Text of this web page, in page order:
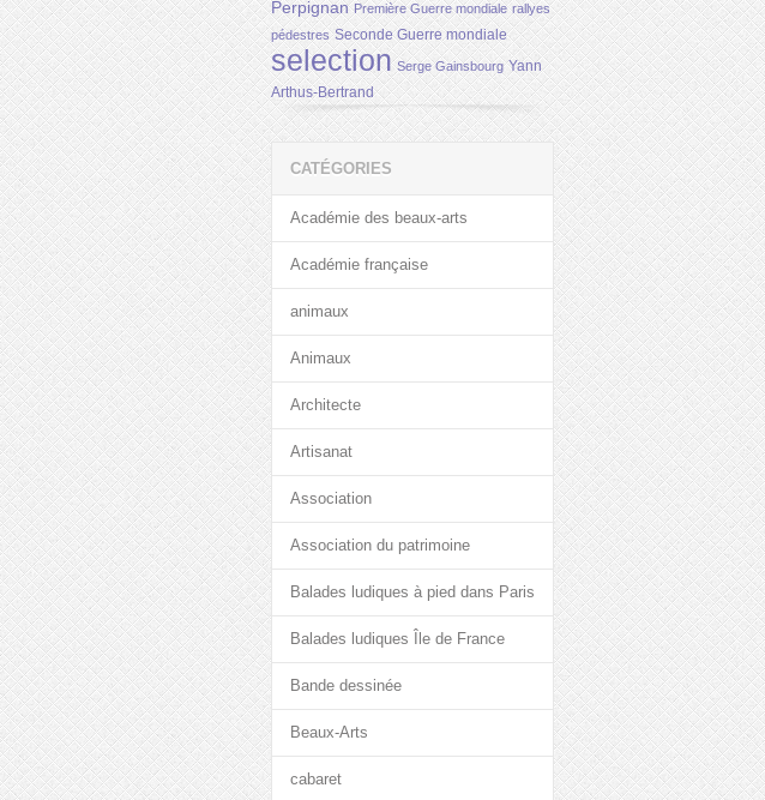
Perpignan Première Guerre mondiale rallyes
pédestres Seconde Guerre mondiale
selection Serge Gainsbourg Yann
Arthus-Bertrand
CATÉGORIES
Académie des beaux-arts
Académie française
animaux
Animaux
Architecte
Artisanat
Association
Association du patrimoine
Balades ludiques à pied dans Paris
Balades ludiques Île de France
Bande dessinée
Beaux-Arts
cabaret